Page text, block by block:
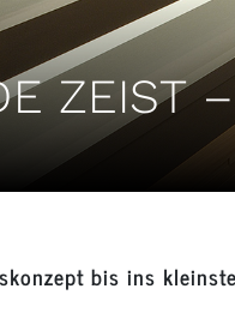
ZEIST
bis ins